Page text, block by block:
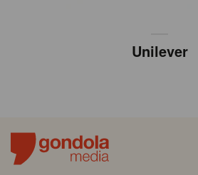
Unilever